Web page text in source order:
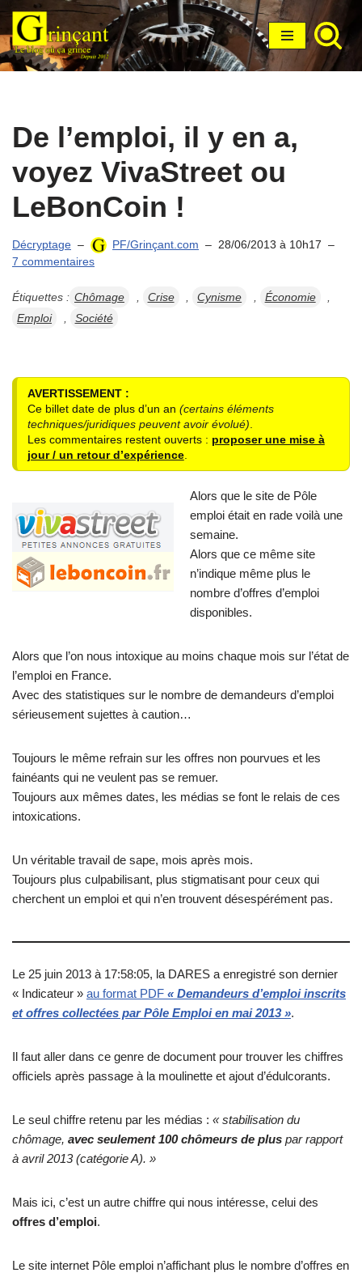
Aller
au
De l’emploi, il y en a,
voyez VivaStreet ou
LeBonCoin !
Décryptage PF/Grinçant.com
28/06/2013 à 10h17
7 commentaires
Étiquettes : Chômage Crise Cynisme Économie
Emploi
Société
AVERTISSEMENT :
Ce billet date de plus d’un an (certains éléments
techniques/juridiques peuvent avoir évolué)
Les commentaires restent ouverts : proposer une mise à
jour / un retour d’expérience.
Alors que le site de Pôle
emploi était en rade voilà une
semaine.
Alors que ce même site
n’indique même plus le
nombre d’offres d’emploi
disponibles.
Alors que l’on nous intoxique au moins chaque mois sur l’état de
l’emploi en France.
Avec des statistiques sur le nombre de demandeurs d’emploi
sérieusement sujettes à caution…
Toujours le même refrain sur les offres non pourvues et les
fainéants qui ne veulent pas se remuer.
Toujours aux mêmes dates, les médias se font le relais de ces
intoxications.
Un véritable travail de sape, mois après mois.
Toujours plus culpabilisant, plus stigmatisant pour ceux qui
cherchent un emploi et qui n’en trouvent désespérément pas.
Le 25 juin 2013 à 17:58:05, la DARES a enregistré son dernier
« Indicateur » au format PDF « Demandeurs d’emploi inscrits
et offres collectées par Pôle Emploi en mai 2013 ».
Il faut aller dans ce genre de document pour trouver les chiffres
officiels après passage à la moulinette et ajout d’édulcorants.
Le seul chiffre retenu par les médias : « stabilisation du
chômage, avec seulement 100 chômeurs de plus par rapport
à avril 2013 (catégorie A). »
Mais ici, c’est un autre chiffre qui nous intéresse, celui des
offres d’emploi.
Le site internet Pôle emploi n’affichant plus le nombre d’offres en